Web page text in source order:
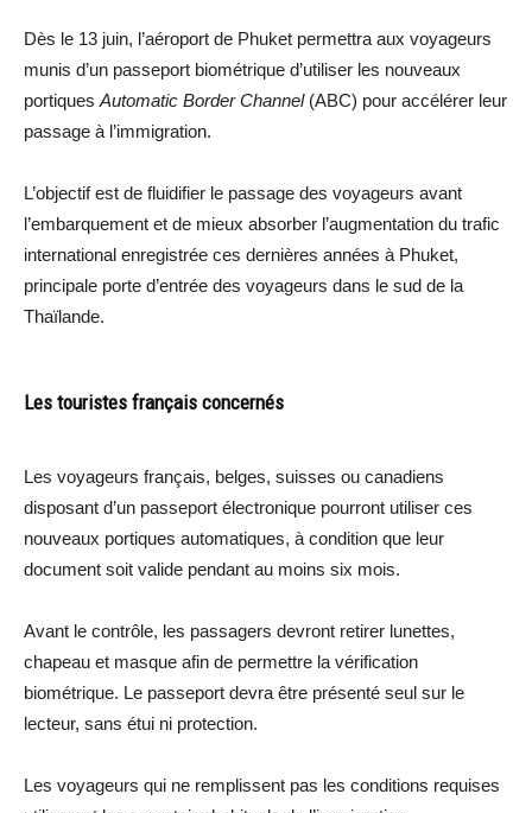
Dès le 13 juin, l’aéroport de Phuket permettra aux voyageurs
munis d’un passeport biométrique d’utiliser les nouveaux
portiques Automatic Border Channel(ABC) pour accélérer leur
passage à l’immigration.
L’objectif est de fluidifier le passage des voyageurs avant
l’embarquement et de mieux absorber l’augmentation du trafic
international enregistrée ces dernières années à Phuket,
principale porte d’entrée des voyageurs dans le sud de la
Thaïlande.
Les touristes français concernés
Les voyageurs français, belges, suisses ou canadiens
disposant d’un passeport électronique pourront utiliser ces
nouveaux portiques automatiques, à condition que leur
document soit valide pendant au moins six mois.
Avant le contrôle, les passagers devront retirer lunettes,
chapeau et masque afin de permettre la vérification
biométrique. Le passeport devra être présenté seul sur le
lecteur, sans étui ni protection.
Les voyageurs qui ne remplissent pas les conditions requises